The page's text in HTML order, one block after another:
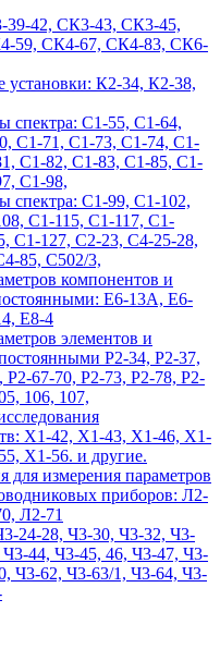
39-42, СК3-43, СК3-45,
59, СК4-67, СК4-83, СК6-
установки: К2-34, К2-38,
спектра: С1-55, С1-64,
С1-71, С1-73, С1-74, С1-
С1-82, С1-83, С1-85, С1-
С1-98,
спектра: С1-99, С1-102,
С1-115, С1-117, С1-
С1-127, С2-23, С4-25-28,
85, С502/3,
компонентов и
Е6-13А, Е6-
Е8-4
элементов и
Р2-34, Р2-37,
Р2-67-70, Р2-73, Р2-78, Р2-
106, 107,
Х1-42, Х1-43, Х1-46, Х1-
Х1-56. и другие.
измерения параметров
приборов: Л2-
Л2-71
24-28, Ч3-30, Ч3-32, Ч3-
44, Ч3-45, 46, Ч3-47, Ч3-
Ч3-62, Ч3-63/1, Ч3-64, Ч3-